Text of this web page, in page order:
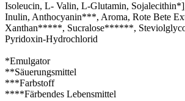
Isoleucin, L- Valin, L-Glutamin,
Inulin, Anthocyanin***, Aroma, Rote Bete
Xanthan*****, Sucralose******,
Pyridoxin-Hydrochlorid
*Emulgator
**Säuerungsmittel
***Farbstoff
****Färbendes Lebensmittel